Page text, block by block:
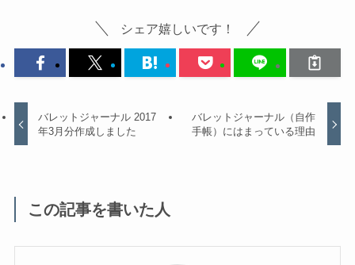
シェア嬉しいです！
バレットジャーナル 2017
年3月分作成しました
バレットジャーナル（自作
手帳）にはまっている理由
この記事を書いた人